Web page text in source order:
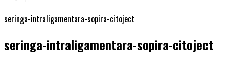
seringa-intraligamentara-sopira-citoject
seringa-intraligamentara-sopira-citoject